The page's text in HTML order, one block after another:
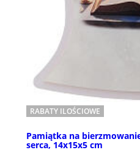
RABATY ILOŚCIOWE
Pamiątka na
serca, 14x15x5 cm